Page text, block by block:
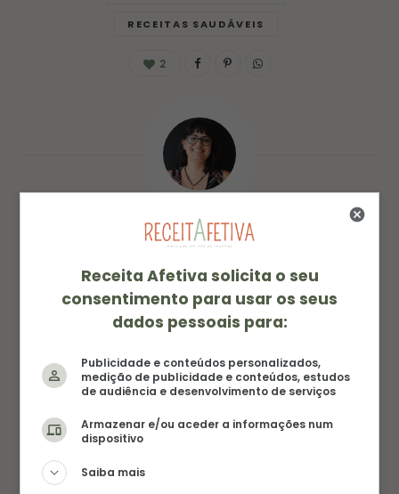
RECEITAS SAUDÁVEIS
2
AUTORA
AMANDA FERNANDES
Amanda é a alma e as mãos por trás das receitas
do blog. Com um amor genuíno por todos os
sabores, ela encara qualquer prato de olhos
fechados e coração aberto. Sua paixão está na
cozinha, mas os pés não resistem a uma nova
ingredientes em histórias e experiências em
Receita Afetiva solicita o seu
consentimento para usar os seus
dados pessoais para:
Publicidade e conteúdos personalizados,
medição de publicidade e conteúdos, estudos
de audiência e desenvolvimento de serviços
Armazenar e/ou aceder a informações num
dispositivo
Saiba mais